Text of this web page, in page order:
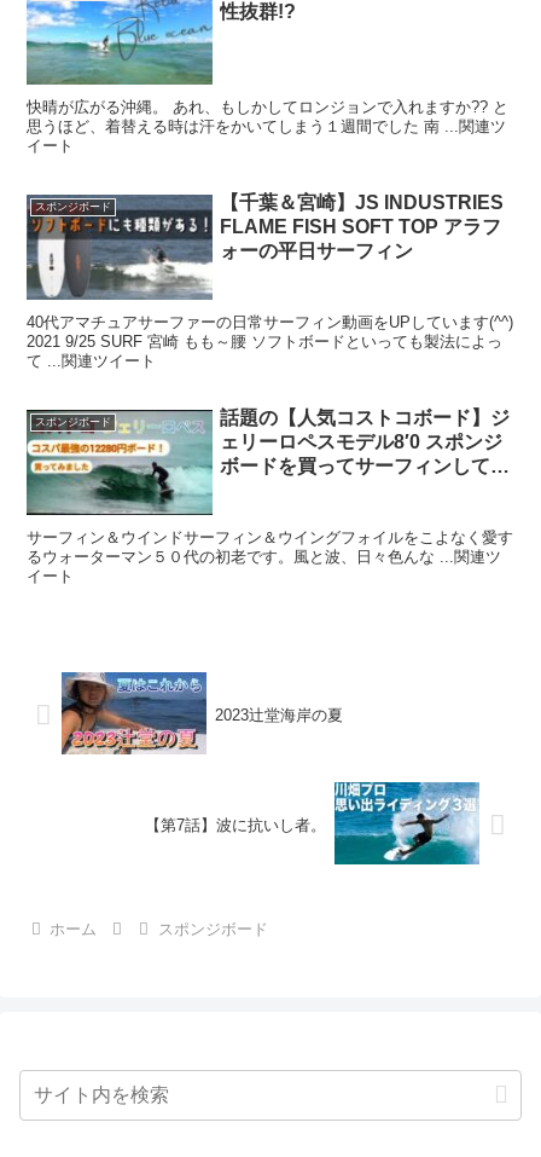
性抜群!?
快晴が広がる沖縄。 あれ、もしかしてロンジョンで入れますか?? と
思うほど、着替える時は汗をかいてしまう１週間でした 南 ...関連ツ
イート
スポンジボード
【千葉＆宮崎】JS INDUSTRIES
FLAME FISH SOFT TOP アラフ
ォーの平日サーフィン
40代アマチュアサーファーの日常サーフィン動画をUPしています(^^)
2021 9/25 SURF 宮崎 もも～腰 ソフトボードといっても製法によっ
て ...関連ツイート
スポンジボード
話題の【人気コストコボード】ジ
ェリーロペスモデル8′0 スポンジ
ボードを買ってサーフィンしてみ
サーフィン＆ウインドサーフィン＆ウイングフォイルをこよなく愛す
るウォーターマン５０代の初老です。風と波、日々色んな ...関連ツ
イート
2023辻堂海岸の夏
【第7話】波に抗いし者。
ホーム スポンジボード